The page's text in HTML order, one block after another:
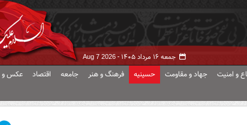
جمعه ۱۶ مرداد ۱۴۰۵ - Aug 7 2026
و امنیت جهاد و مقاومت حسینیه فرهنگ و هنر جامعه اقتصاد عکس و